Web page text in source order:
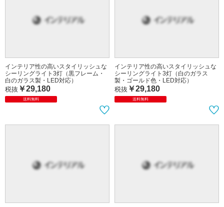
インテリア性の高いスタイリッシュな
シーリングライト3灯（黒フレーム・
白のガラス製・LED対応）
税抜 ￥29,180
送料無料
インテリア性の高いスタイリッシュな
シーリングライト3灯（白のガラス
製・ゴールド色・LED対応）
税抜 ￥29,180
送料無料